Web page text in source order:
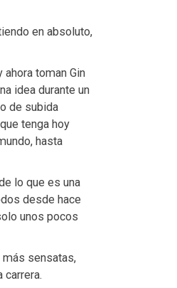
en absoluto,
toman Gin
idea durante un
de subida
tenga hoy
hasta
lo que es una
desde hace
unos pocos
sensatas,
carrera.